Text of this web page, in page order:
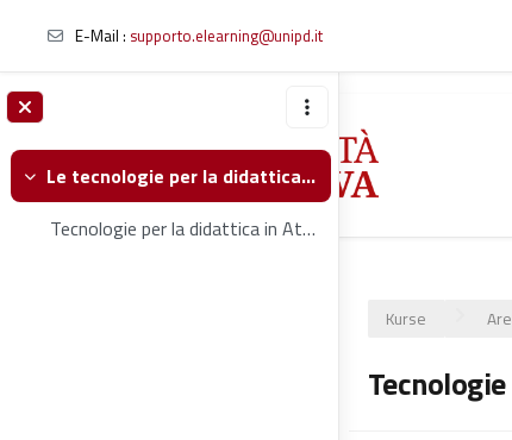
Zum Hauptinhalt
E-Mail : supporto.elearning@unipd.it
Einklappen
Le tecnologie per la didattica @Unipd
Tecnologie per la didattica in Ateneo
Kurse